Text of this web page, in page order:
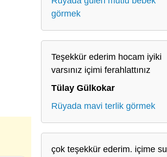
görmek
Teşekkür ederim hocam iyiki
varsınız içimi ferahlattınız
Tülay Gülkokar
Rüyada mavi terlik görmek
çok teşekkür ederim. içime su